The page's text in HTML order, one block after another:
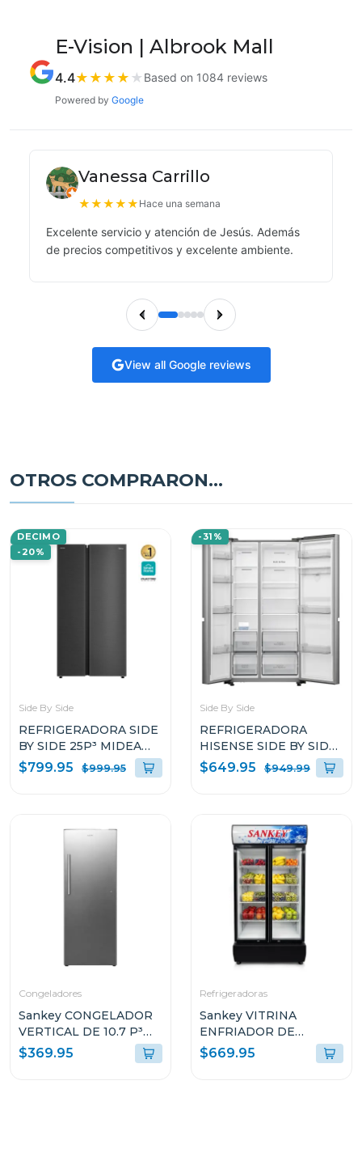
E-Vision | Albrook Mall
4.4★ ★ ★ ★ ★ Based on 1084 reviews
Powered by Google
Vanessa Carrillo
★★★★★ Hace una semana
Excelente servicio y atención de Jesús. Además
de precios competitivos y excelente ambiente.
View all Google reviews
OTROS COMPRARON...
DECIMO
-20%
Side By Side
REFRIGERADORA SIDE
BY SIDE 25P³ MIDEA
SPACEMASTER
MDRS925MGM45A
$799.95 $999.95
-31%
Side By Side
REFRIGERADORA
HISENSE SIDE BY SIDE
DE 23P³ NO FROST
RS230NV5
$649.95 $949.99
Congeladores
Sankey CONGELADOR
VERTICAL DE 10.7 P³
RFC1301
$369.95
Refrigeradoras
Sankey VITRINA
ENFRIADOR DE
20CUFT RFD20N
$669.95